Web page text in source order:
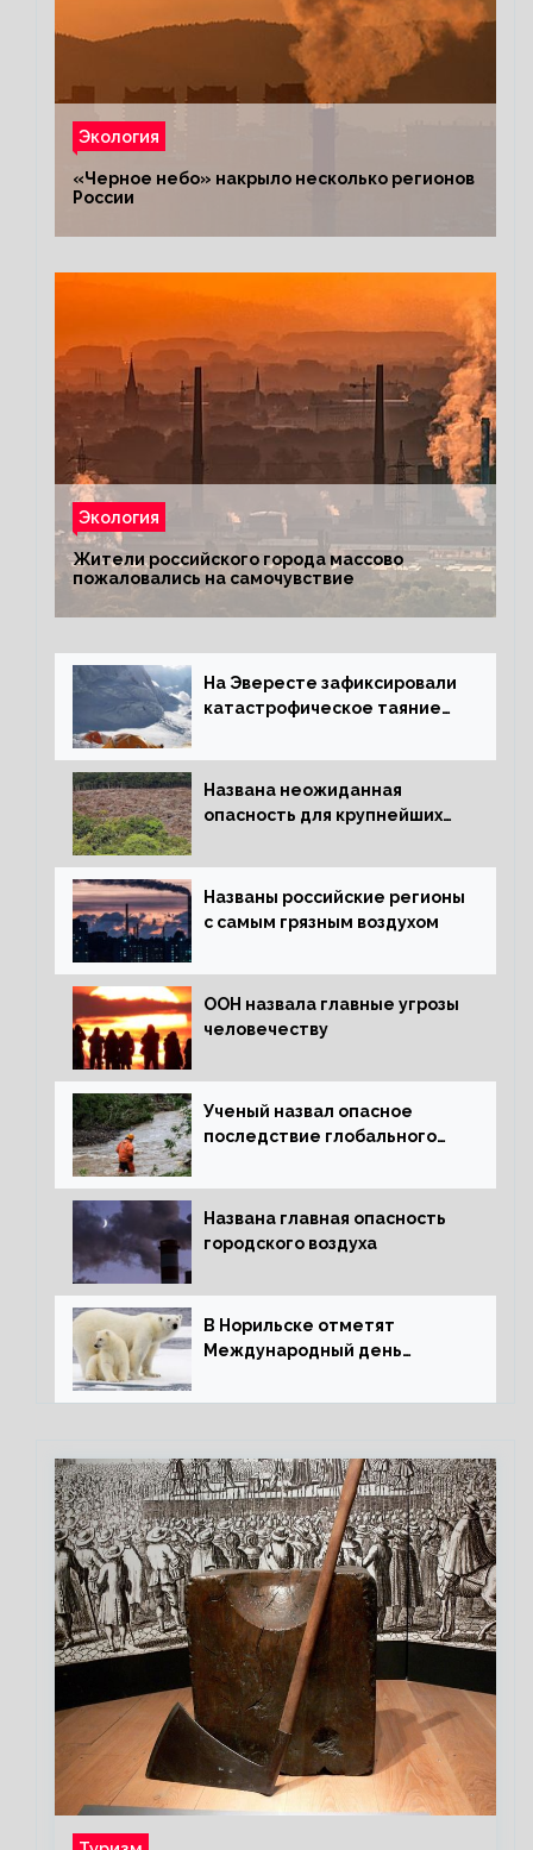
Экология
«Черное небо» накрыло несколько регионов
России
Экология
Жители российского города массово
пожаловались на самочувствие
На Эвересте зафиксировали
катастрофическое таяние
Названа неожиданная
опасность для крупнейших
Названы российские регионы
с самым грязным воздухом
ООН назвала главные угрозы
человечеству
Ученый назвал опасное
последствие глобального
Названа главная опасность
городского воздуха
В Норильске отметят
Международный день